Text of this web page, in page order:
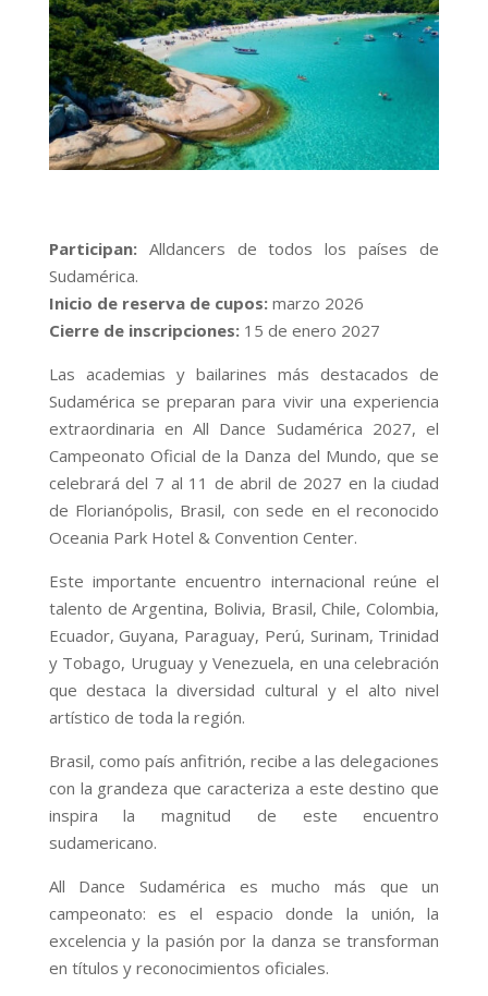
Participan:Alldancers de todos los países de
Sudamérica.
Inicio de reserva de cupos:marzo 2026
Cierre de inscripciones:15 de enero 2027
Las academias y bailarines más destacados de
Sudamérica se preparan para vivir una experiencia
extraordinaria en All Dance Sudamérica 2027, el
Campeonato Oficial de la Danza del Mundo, que se
celebrará del 7 al 11 de abril de 2027 en la ciudad
de Florianópolis, Brasil, con sede en el reconocido
Oceania Park Hotel & Convention Center.
Este importante encuentro internacional reúne el
talento de Argentina, Bolivia, Brasil, Chile, Colombia,
Ecuador, Guyana, Paraguay, Perú, Surinam, Trinidad
y Tobago, Uruguay y Venezuela, en una celebración
que destaca la diversidad cultural y el alto nivel
artístico de toda la región.
Brasil, como país anfitrión, recibe a las delegaciones
con la grandeza que caracteriza a este destino que
inspira la magnitud de este encuentro
sudamericano.
All Dance Sudamérica es mucho más que un
campeonato: es el espacio donde la unión, la
excelencia y la pasión por la danza se transforman
en títulos y reconocimientos oficiales.